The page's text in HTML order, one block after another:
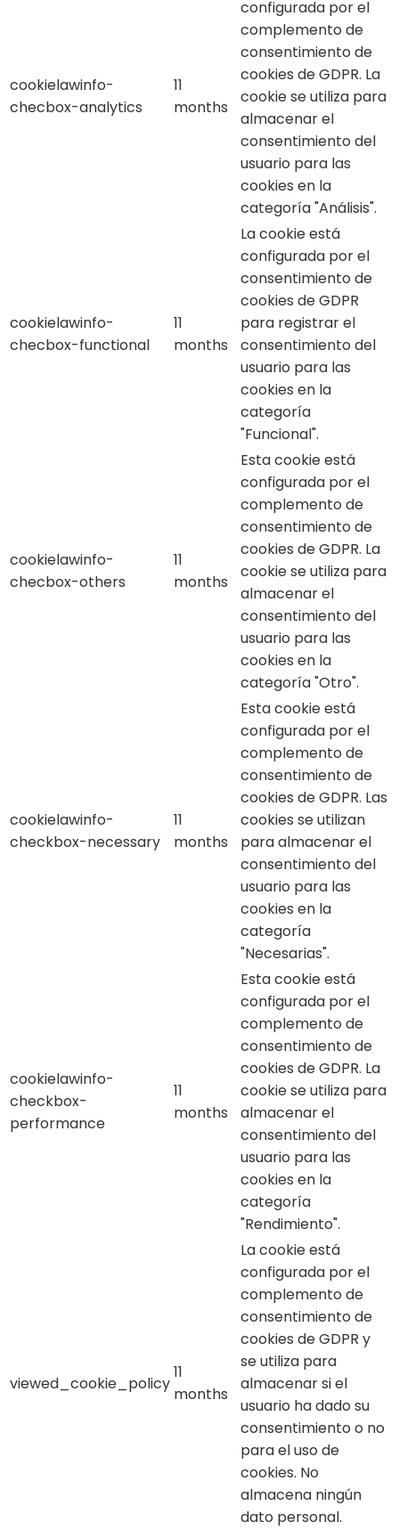
cookielawinfo-
checbox-analytics
11
months
configurada por el
complemento de
consentimiento de
cookies de GDPR. La
cookie se utiliza para
almacenar el
consentimiento del
usuario para las
cookies en la
categoría "Análisis".
cookielawinfo-
checbox-functional
11
months
La cookie está
configurada por el
consentimiento de
cookies de GDPR
para registrar el
consentimiento del
usuario para las
cookies en la
categoría
"Funcional".
cookielawinfo-
checbox-others
11
months
Esta cookie está
configurada por el
complemento de
consentimiento de
cookies de GDPR. La
cookie se utiliza para
almacenar el
consentimiento del
usuario para las
cookies en la
categoría "Otro".
cookielawinfo-
checkbox-necessary
11
months
Esta cookie está
configurada por el
complemento de
consentimiento de
cookies de GDPR. Las
cookies se utilizan
para almacenar el
consentimiento del
usuario para las
cookies en la
categoría
"Necesarias".
cookielawinfo-
checkbox-
performance
11
months
Esta cookie está
configurada por el
complemento de
consentimiento de
cookies de GDPR. La
cookie se utiliza para
almacenar el
consentimiento del
usuario para las
cookies en la
categoría
"Rendimiento".
viewed_cookie_policy
11
months
La cookie está
configurada por el
complemento de
consentimiento de
cookies de GDPR y
se utiliza para
almacenar si el
usuario ha dado su
consentimiento o no
para el uso de
cookies. No
almacena ningún
dato personal.